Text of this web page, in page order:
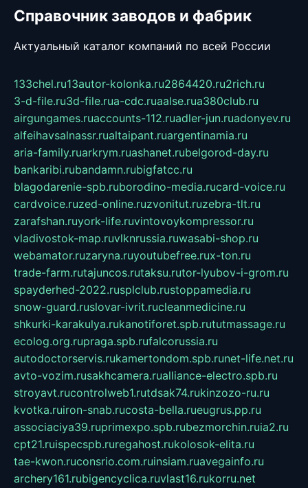
Справочник заводов и фабрик
Актуальный каталог компаний по всей России
133chel.ru13autor-kolonka.ru2864420.ru2rich.ru
3-d-file.ru3d-file.rua-cdc.ruaalse.rua380club.ru
airgungames.ruaccounts-112.ruadler-jun.ruadonyev.ru
alfeihavsalnassr.rualtaipant.ruargentinamia.ru
aria-family.ruarkrym.ruashanet.rubelgorod-day.ru
bankaribi.rubandamn.rubigfatcc.ru
blagodarenie-spb.ruborodino-media.rucard-voice.ru
cardvoice.ruzed-online.ruzvonitut.ruzebra-tlt.ru
zarafshan.ruyork-life.ruvintovoykompressor.ru
vladivostok-map.ruvlknrussia.ruwasabi-shop.ru
webamator.ruzaryna.ruyoutubefree.rux-ton.ru
trade-farm.rutajuncos.rutaksu.rutor-lyubov-i-grom.ru
spayderhed-2022.rusplclub.rustoppamedia.ru
snow-guard.ruslovar-ivrit.rucleanmedicine.ru
shkurki-karakulya.rukanotiforet.spb.rututmassage.ru
ecolog.org.rupraga.spb.rufalcorussia.ru
autodoctorservis.rukamertondom.spb.runet-life.net.ru
avto-vozim.rusakhcamera.rualliance-electro.spb.ru
stroyavt.rucontrolweb1.rutdsak74.rukinzozo-ru.ru
kvotka.ruiron-snab.rucosta-bella.rueugrus.pp.ru
associaciya39.ruprimexpo.spb.rubezmorchin.ruia2.ru
cpt21.ruispecspb.ruregahost.rukolosok-elita.ru
tae-kwon.ruconsrio.com.ruinsiam.ruavegainfo.ru
archery161.rubigencyclica.ruvlast16.rukorru.net